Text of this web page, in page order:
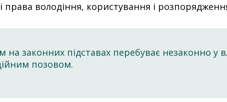
права володіння, користування і
законних підставах перебуває незаконно у
позовом.